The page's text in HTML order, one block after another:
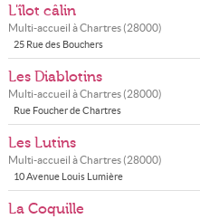
L'îlot câlin
Multi-accueil àChartres(28000)
25 Rue des Bouchers
Les Diablotins
Multi-accueil àChartres(28000)
Rue Foucher de Chartres
Les Lutins
Multi-accueil àChartres(28000)
10 Avenue Louis Lumière
La Coquille